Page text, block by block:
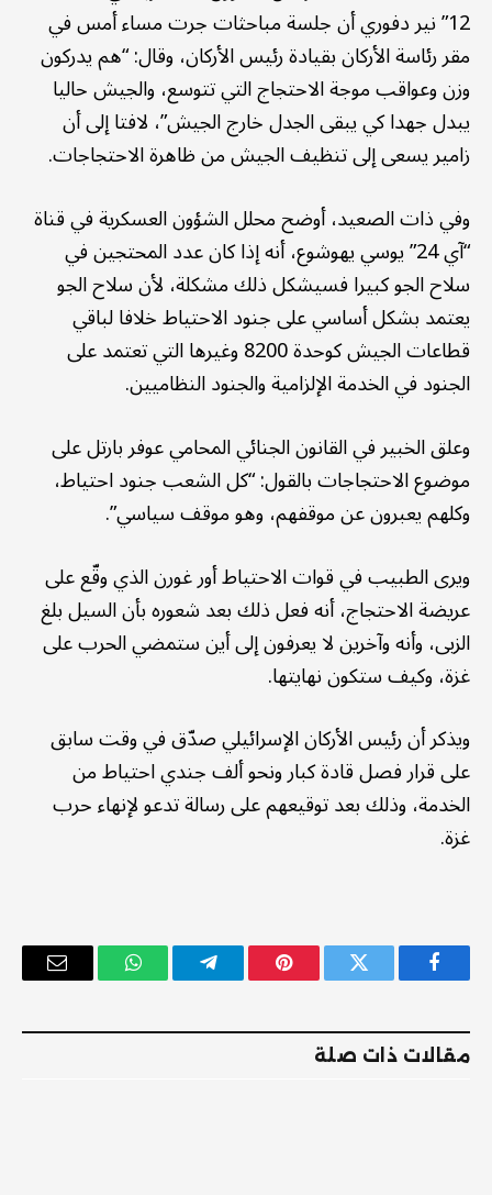
12” نير دفوري أن جلسة مباحثات جرت مساء أمس في
مقر رئاسة الأركان بقيادة رئيس الأركان، وقال: “هم يدركون
وزن وعواقب موجة الاحتجاج التي تتوسع، والجيش حاليا
يبدل جهدا كي يبقى الجدل خارج الجيش”، لافتا إلى أن
زامير يسعى إلى تنظيف الجيش من ظاهرة الاحتجاجات.
وفي ذات الصعيد، أوضح محلل الشؤون العسكرية في قناة
“آي 24” يوسي يهوشوع، أنه إذا كان عدد المحتجين في
سلاح الجو كبيرا فسيشكل ذلك مشكلة، لأن سلاح الجو
يعتمد بشكل أساسي على جنود الاحتياط خلافا لباقي
قطاعات الجيش كوحدة 8200 وغيرها التي تعتمد على
الجنود في الخدمة الإلزامية والجنود النظاميين.
وعلق الخبير في القانون الجنائي المحامي عوفر بارتل على
موضوع الاحتجاجات بالقول: “كل الشعب جنود احتياط،
وكلهم يعبرون عن موقفهم، وهو موقف سياسي”.
ويرى الطبيب في قوات الاحتياط أور غورن الذي وقّع على
عريضة الاحتجاج، أنه فعل ذلك بعد شعوره بأن السيل بلغ
الزبى، وأنه وآخرين لا يعرفون إلى أين ستمضي الحرب على
غزة، وكيف ستكون نهايتها.
ويذكر أن رئيس الأركان الإسرائيلي صدّق في وقت سابق
على قرار فصل قادة كبار ونحو ألف جندي احتياط من
الخدمة، وذلك بعد توقيعهم على رسالة تدعو لإنهاء حرب
غزة.
فيسبوك تويتر بينتيريستتيلقرام واتساب
البريد
مقالات ذات صلة